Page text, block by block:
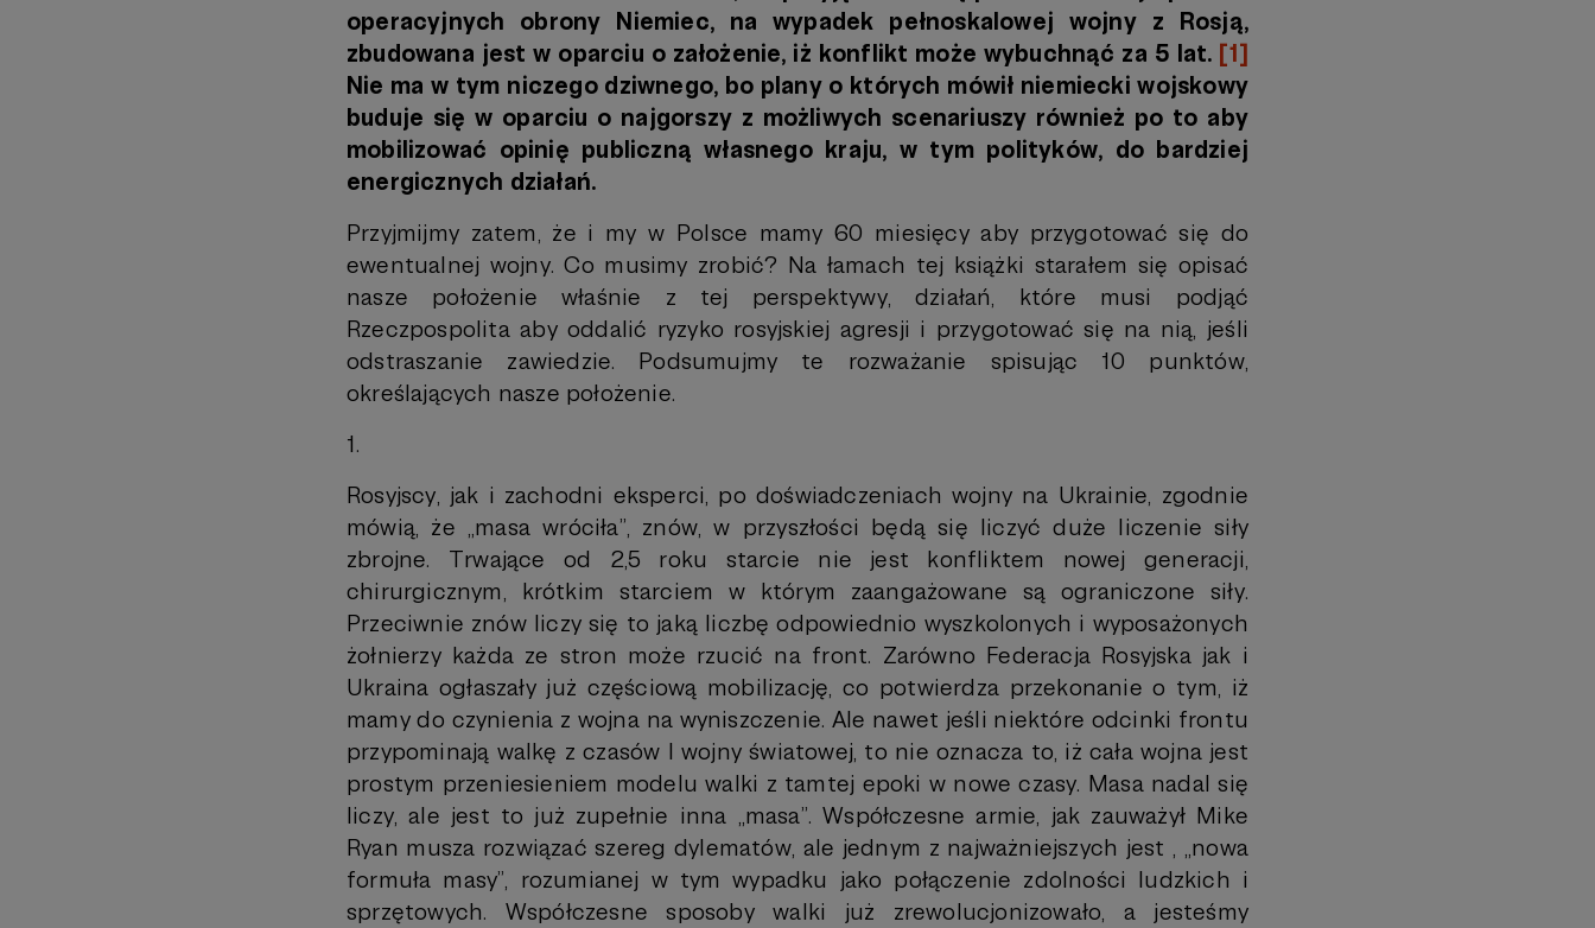
operacyjnych obrony Niemiec, na wypadek pełnoskalowej wojny z Rosją,
zbudowana jest w oparciu o założenie, iż konflikt może wybuchnąć za 5 lat. [1]
Nie ma w tym niczego dziwnego, bo plany o których mówił niemiecki wojskowy
buduje się w oparciu o najgorszy z możliwych scenariuszy również po to aby
mobilizować opinię publiczną własnego kraju, w tym polityków, do bardziej
energicznych działań.
Przyjmijmy zatem, że i my w Polsce mamy 60 miesięcy aby przygotować się do
ewentualnej wojny. Co musimy zrobić? Na łamach tej książki starałem się opisać
nasze położenie właśnie z tej perspektywy, działań, które musi podjąć
Rzeczpospolita aby oddalić ryzyko rosyjskiej agresji i przygotować się na nią, jeśli
odstraszanie zawiedzie. Podsumujmy te rozważanie spisując 10 punktów,
określających nasze położenie.
1.
Rosyjscy, jak i zachodni eksperci, po doświadczeniach wojny na Ukrainie, zgodnie
mówią, że „masa wróciła”, znów, w przyszłości będą się liczyć duże liczenie siły
zbrojne. Trwające od 2,5 roku starcie nie jest konfliktem nowej generacji,
chirurgicznym, krótkim starciem w którym zaangażowane są ograniczone siły.
Przeciwnie znów liczy się to jaką liczbę odpowiednio wyszkolonych i wyposażonych
żołnierzy każda ze stron może rzucić na front. Zarówno Federacja Rosyjska jak i
Ukraina ogłaszały już częściową mobilizację, co potwierdza przekonanie o tym, iż
mamy do czynienia z wojna na wyniszczenie. Ale nawet jeśli niektóre odcinki frontu
przypominają walkę z czasów I wojny światowej, to nie oznacza to, iż cała wojna jest
prostym przeniesieniem modelu walki z tamtej epoki w nowe czasy. Masa nadal się
liczy, ale jest to już zupełnie inna „masa”. Współczesne armie, jak zauważył Mike
Ryan musza rozwiązać szereg dylematów, ale jednym z najważniejszych jest , „nowa
formuła masy”, rozumianej w tym wypadku jako połączenie zdolności ludzkich i
sprzętowych. Współczesne sposoby walki już zrewolucjonizowało, a jesteśmy